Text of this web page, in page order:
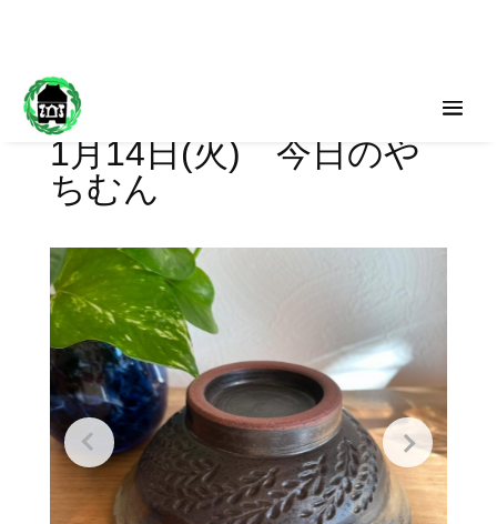
1月14日(火) 今日のや
ちむん